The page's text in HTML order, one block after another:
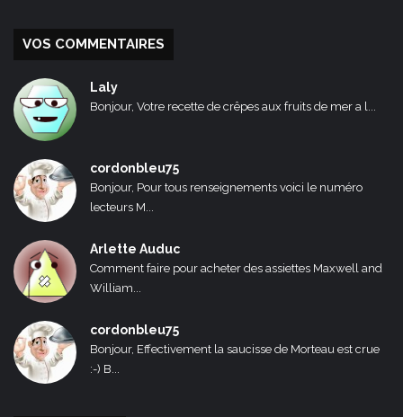
VOS COMMENTAIRES
Laly
Bonjour, Votre recette de crêpes aux fruits de mer a l...
cordonbleu75
Bonjour, Pour tous renseignements voici le numéro
lecteurs M...
Arlette Auduc
Comment faire pour acheter des assiettes Maxwell and
William...
cordonbleu75
Bonjour, Effectivement la saucisse de Morteau est crue
:-) B...